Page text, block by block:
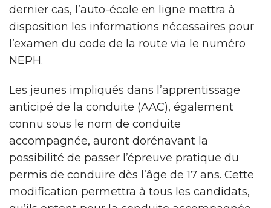
dernier cas, l’auto-école en ligne mettra à
disposition les informations nécessaires pour
l’examen du code de la route via le numéro
NEPH.
Les jeunes impliqués dans l’apprentissage
anticipé de la conduite (AAC), également
connu sous le nom de conduite
accompagnée, auront dorénavant la
possibilité de passer l’épreuve pratique du
permis de conduire dès l’âge de 17 ans. Cette
modification permettra à tous les candidats,